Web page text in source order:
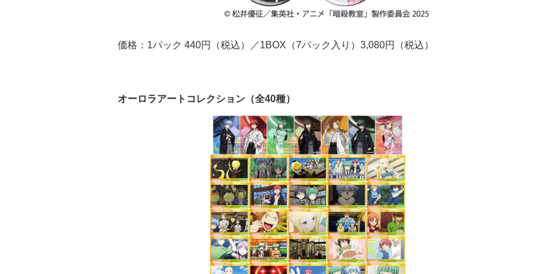
価格：1パック 440円（税込）／1BOX（7パック入り）3,080円（税込）
オーロラアートコレクション（全40種）